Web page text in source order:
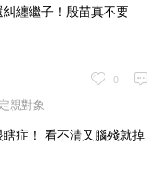
纏繼子！殷苗真不要
親對象
0
症！ 看不清又腦殘就掉